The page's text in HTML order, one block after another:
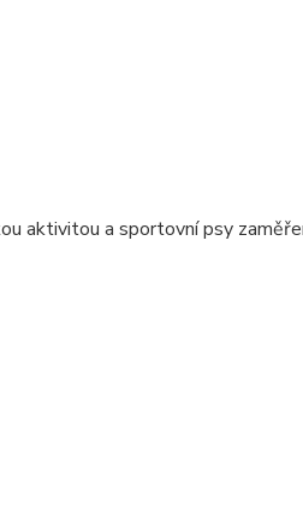
aktivitou a sportovní psy